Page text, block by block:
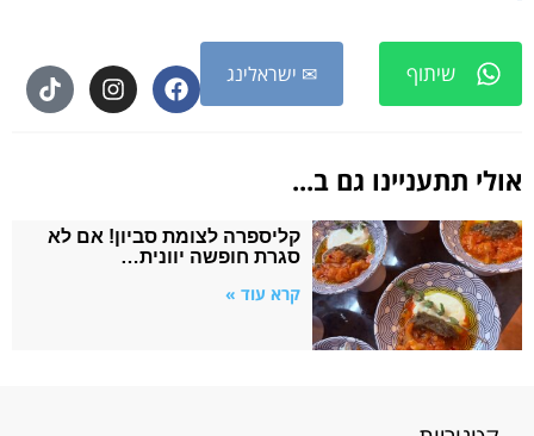
שיתוף ✉ ישראלינג
אולי תתעניינו גם ב...
קליספרה לצומת סביון! אם לא
סגרת חופשה יוונית…
קרא עוד »